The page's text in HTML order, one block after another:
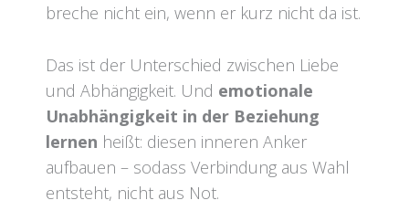
breche nicht ein, wenn er kurz nicht da ist.
Das ist der Unterschied zwischen Liebe
und Abhängigkeit. Und emotionale
Unabhängigkeit in der Beziehung
lernen heißt: diesen inneren Anker
aufbauen – sodass Verbindung aus Wahl
entsteht, nicht aus Not.